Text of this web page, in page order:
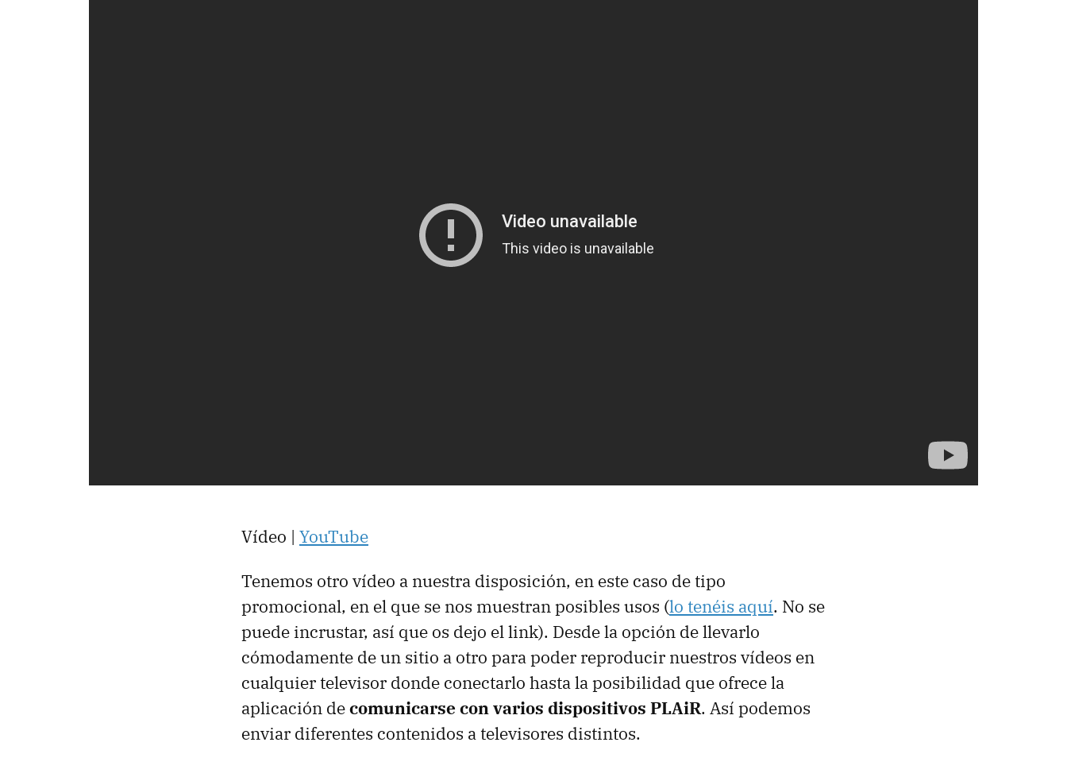
Vídeo | YouTube
Tenemos otro vídeo a nuestra disposición, en este caso de tipo
promocional, en el que se nos muestran posibles usos (lo tenéis aquí. No se
puede incrustar, así que os dejo el link). Desde la opción de llevarlo
cómodamente de un sitio a otro para poder reproducir nuestros vídeos en
cualquier televisor donde conectarlo hasta la posibilidad que ofrece la
aplicación decomunicarse con varios dispositivos PLAiR. Así podemos
enviar diferentes contenidos a televisores distintos.